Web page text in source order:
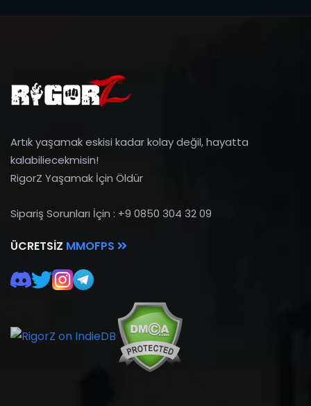
Artık yaşamak eskisi kadar kolay değil, hayatta
kalabiliecekmisin!
RigorZ Yaşamak İçin Öldür
Sipariş Sorunları İçin : +9 0850 304 32 09
ÜCRETSIZ MMOFPS